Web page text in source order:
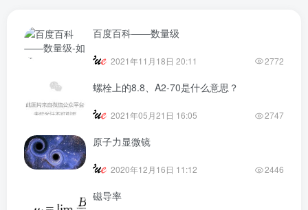
百度百科——数量级
2021年11月18日 20:11 2772
螺栓上的8.8、A2-70是什么意思？
2021年05月21日 16:05 2747
原子力显微镜
2020年12月16日 11:12 2446
磁导率